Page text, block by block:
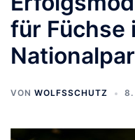
für Füchse
VON WOLFSSCHUTZ 8.